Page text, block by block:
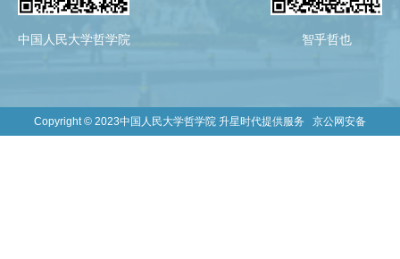
中国人民大学哲学院 智乎哲也
Copyright © 2023中国人民大学哲学院 升星时代提供服务 京公网安备